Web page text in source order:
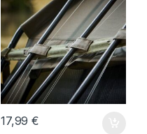
22,95 €
Añadir a lista de
deseos
Accesorios de refugios
Refugios
Trakker Tempest Multi-Rod